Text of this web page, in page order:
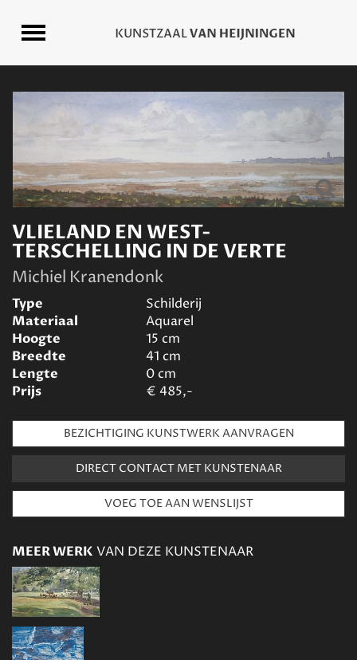
VLIELAND EN WEST-
TERSCHELLING IN DE VERTE
Michiel Kranendonk
Type
Schilderij
Materiaal
Aquarel
Hoogte
15 cm
Breedte
41 cm
Lengte
0cm
Prijs
€ 485,-
BEZICHTIGING KUNSTWERK AANVRAGEN
DIRECT CONTACT MET KUNSTENAAR
MEER WERK VAN DEZE KUNSTENAAR